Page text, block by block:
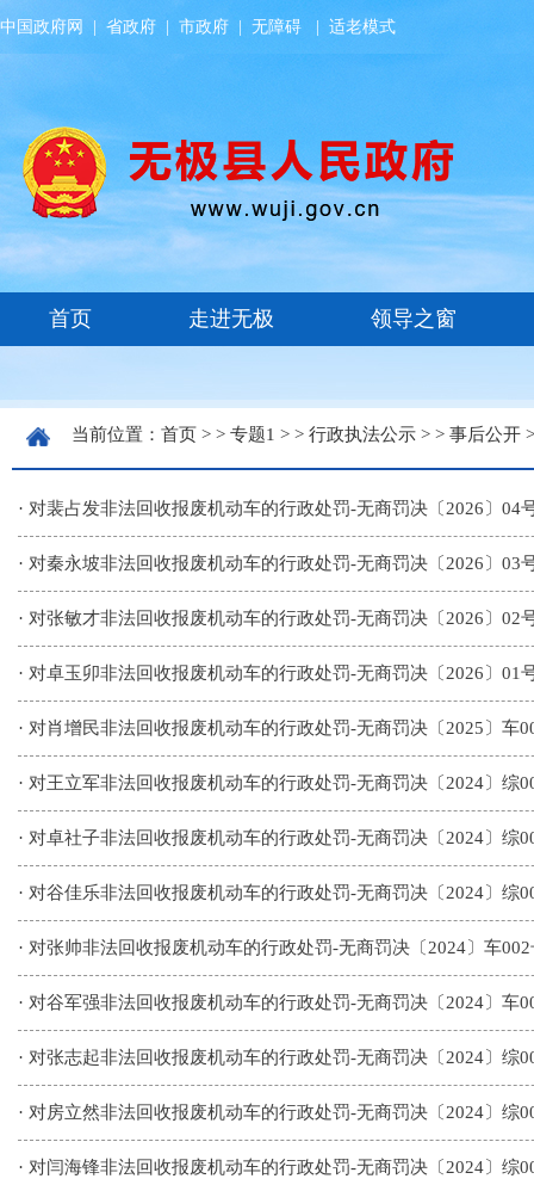
中国政府网 省政府 市政府 无障碍 适老模式
当前位置： 首页 > > 专题1 > > 行政执法公示 > > 事后公开
· 对裴占发非法回收报废机动车的行政处罚-无商罚决〔2026〕04
· 对秦永坡非法回收报废机动车的行政处罚-无商罚决〔2026〕03
· 对张敏才非法回收报废机动车的行政处罚-无商罚决〔2026〕02
· 对卓玉卯非法回收报废机动车的行政处罚-无商罚决〔2026〕01
· 对肖增民非法回收报废机动车的行政处罚-无商罚决〔2025〕车
· 对王立军非法回收报废机动车的行政处罚-无商罚决〔2024〕综
· 对卓社子非法回收报废机动车的行政处罚-无商罚决〔2024〕综
· 对谷佳乐非法回收报废机动车的行政处罚-无商罚决〔2024〕综
· 对张帅非法回收报废机动车的行政处罚-无商罚决〔2024〕车002
· 对谷军强非法回收报废机动车的行政处罚-无商罚决〔2024〕车
· 对张志起非法回收报废机动车的行政处罚-无商罚决〔2024〕综
· 对房立然非法回收报废机动车的行政处罚-无商罚决〔2024〕综
· 对闫海锋非法回收报废机动车的行政处罚-无商罚决〔2024〕综